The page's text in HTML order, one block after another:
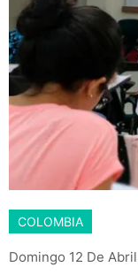
COLOMBIA
Domingo 12 De